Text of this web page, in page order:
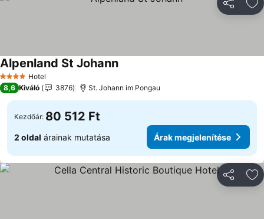
4 KategóriaHotel
Alpenland St Johann
8,6 Kiváló 3876 St. Johann im Pongau
Kezdőár: 80 512 Ft
2 oldal árainak mutatása Árak megjelenítése